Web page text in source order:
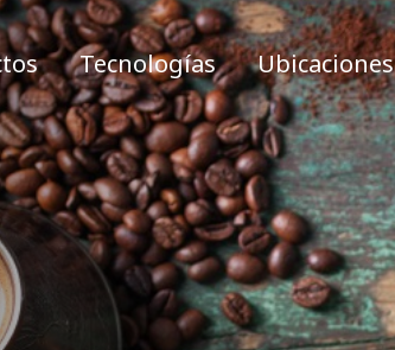
Tecnologías Ubicaciones